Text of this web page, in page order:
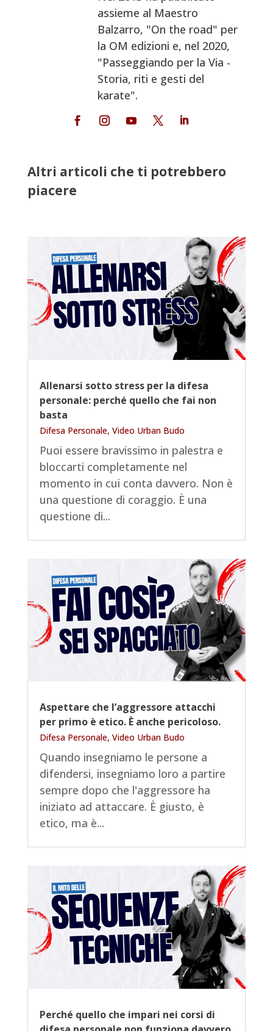
assieme al Maestro
Balzarro, "On the road" per
la OM edizioni e, nel 2020,
"Passeggiando per la Via -
Storia, riti e gesti del
karate".
Altri articoli che ti potrebbero
piacere
Allenarsi sotto stress per la difesa
personale: perché quello che fai non
basta
Difesa Personale, Video Urban Budo
Puoi essere bravissimo in palestra e
bloccarti completamente nel
momento in cui conta davvero. Non è
una questione di coraggio. È una
questione di...
Aspettare che l’aggressore attacchi
per primo è etico. È anche pericoloso.
Difesa Personale, Video Urban Budo
Quando insegniamo le persone a
difendersi, insegniamo loro a partire
sempre dopo che l'aggressore ha
iniziato ad attaccare. È giusto, è
etico, ma è...
Perché quello che impari nei corsi di